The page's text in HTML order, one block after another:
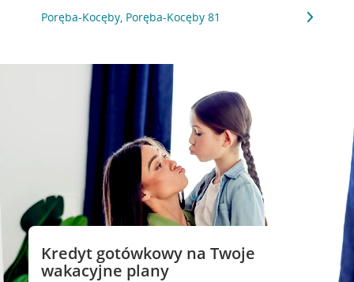
Poręba-Kocęby, Poręba-Kocęby 81
Kredyt gotówkowy na Twoje
wakacyjne plany